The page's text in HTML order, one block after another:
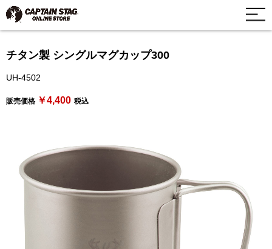
チタン製 シングルマグカップ300
UH-4502
販売価格 ￥4,400 税込